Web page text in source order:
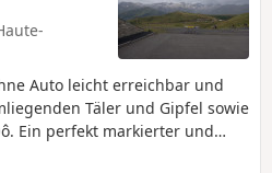
Auto leicht erreichbar und
Täler und Gipfel sowie
Ein perfekt markierter und